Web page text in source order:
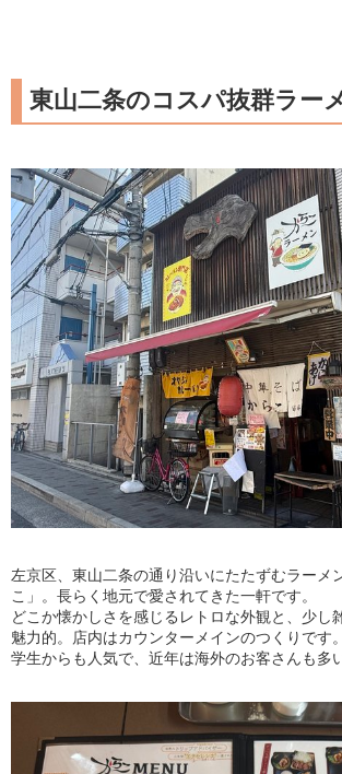
東山二条のコスパ抜群ラー
左京区、東山二条の通り沿いにたたずむラーメ
こ」。長らく地元で愛されてきた一軒です。
どこか懐かしさを感じるレトロな外観と、少し
魅力的。店内はカウンターメインのつくりです。
学生からも人気で、近年は海外のお客さんも多